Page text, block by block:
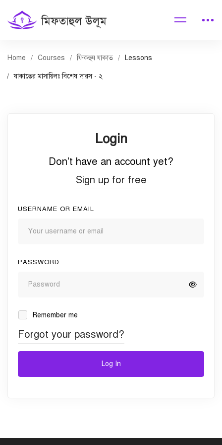
Home Courses ফিকহুয যাকাত Lessons
যাকাতের মাসায়িলঃ বিশেষ দারস - ২
Login
Don't have an account yet?
Sign up for free
USERNAME OR EMAIL
PASSWORD
Remember me
Forgot your password?
Log In